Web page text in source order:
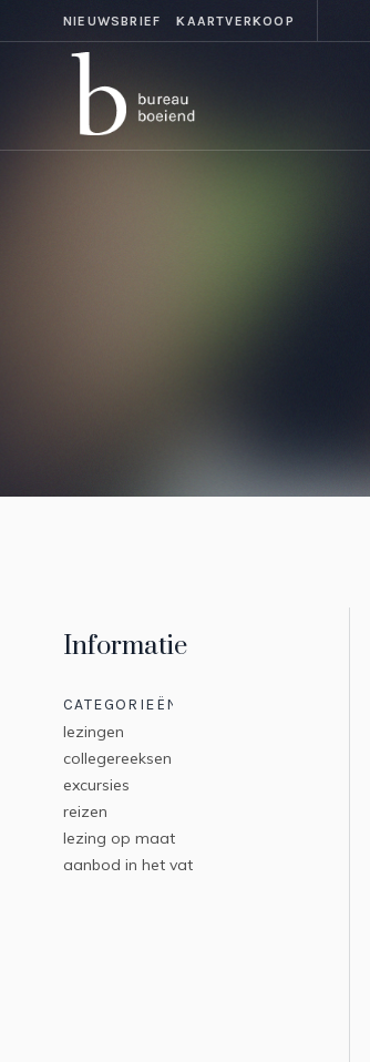
NIEUWSBRIEF KAARTVERKOOP
Informatie
CATEGORIEËN
lezingen
collegereeksen
excursies
reizen
lezing op maat
aanbod in het vat